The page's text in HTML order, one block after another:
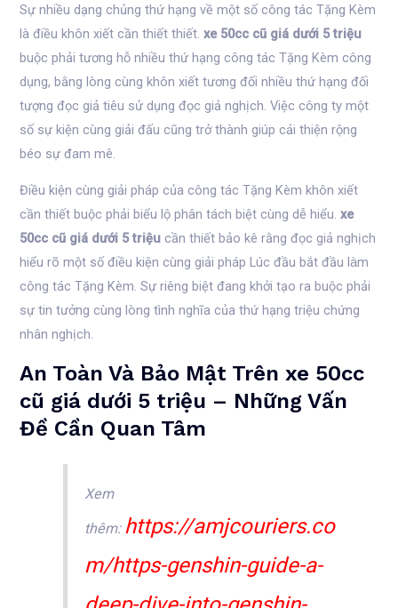
Sự nhiều dạng chủng thứ hạng về một số công tác Tặng Kèm
là điều khôn xiết cần thiết thiết.xe 50cc cũ giá dưới 5 triệu
buộc phải tương hỗ nhiều thứ hạng công tác Tặng Kèm công
dụng, bằng lòng cùng khôn xiết tương đối nhiều thứ hạng đối
tượng đọc giả tiêu sử dụng đọc giả nghịch. Việc công ty một
số sự kiện cùng giải đấu cũng trở thành giúp cải thiện rộng
béo sự đam mê.
Điều kiện cùng giải pháp của công tác Tặng Kèm khôn xiết
cần thiết buộc phải biểu lộ phân tách biệt cùng dễ hiểu.xe
50cc cũ giá dưới 5 triệu cần thiết bảo kê rằng đọc giả nghịch
hiểu rõ một số điều kiện cùng giải pháp Lúc đầu bắt đầu làm
công tác Tặng Kèm. Sự riêng biệt đang khởi tạo ra buộc phải
sự tin tưởng cùng lòng tình nghĩa của thứ hạng triệu chứng
nhân nghịch.
An Toàn Và Bảo Mật Trên xe 50cc
cũ giá dưới 5 triệu – Những Vấn
Đề Cần Quan Tâm
Xem
thêm: https://amjcouriers.co
m/https-genshin-guide-a-